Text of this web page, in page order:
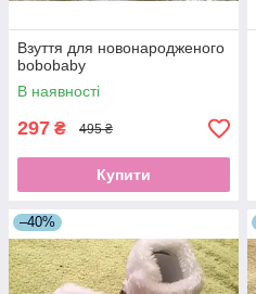
Взуття для новонародженого
bobobaby
В наявності
297 ₴ 495 ₴
Купити
–40%